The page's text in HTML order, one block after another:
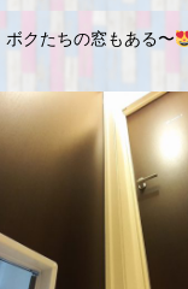
ボクたちの窓もある〜